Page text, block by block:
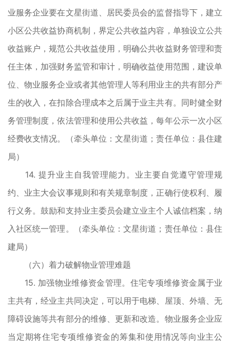
业服务企业要在文星街道、居民委员会的监督指导下，建立
小区公共收益协商机制，界定公共收益内容，单独设立公共
收益账户，规范公共收益使用，明确公共收益财务管理和责
任主体，加强财务监管和审计，明确收益使用范围，建设单
位、物业服务企业或者其他管理人等利用业主的共有部分产
生的收入，在扣除合理成本之后属于业主共有。同时健全财
务管理制度，依法管理和使用公共收益，每年公示一次小区
经费收支情况。（牵头单位：文星街道；责任单位：县住建
局）
14. 提升业主自我管理能力。业主要自觉遵守管理规
约、业主大会议事规则和有关规章制度，正确行使权利、履
行义务。鼓励和支持业主委员会建立业主个人诚信档案，纳
入社区统一管理。（牵头单位：文星街道；责任单位：县住
建局）
（六）着力破解物业管理难题
15. 加强物业维修资金管理。住宅专项维修资金属于业
主共有，经业主共同决定，可以用于电梯、屋顶、外墙、无
障碍设施等共有部分的维修、更新和改造。物业服务企业应
当定期将住宅专项维修资金的筹集和使用情况等向业主公